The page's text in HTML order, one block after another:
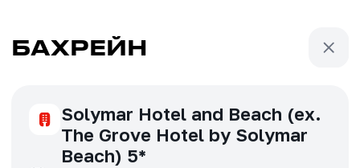
Beach) 5*
Период бронирования:
28.11.25 – 29.11.25
Период проживания: